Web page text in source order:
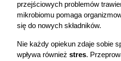
przejściowych problemów
mikrobiomu pomaga
się do nowych składników.
Nie każdy opiekun zdaje sobie
wpływa również stres.